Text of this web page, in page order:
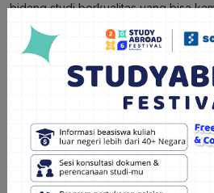
bidang studi berkualitas yang bisa
universitas terbaik di Turki ini adalah:
Ilmu Komunikasi
Kedokteran Gigi
Ekonomi dan Administrasi
Teknik
Seni
Kedokteran dan Kesehatan